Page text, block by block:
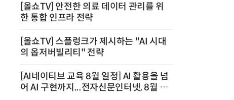
[올쇼TV] 안전한 의료 데이터 관리를 위
한 통합 인프라 전략
[올쇼TV] 스플렁크가 제시하는 "AI 시대
의 옵저버빌리티" 전략
[AI네이티브 교육 8월 일정] AI 활용을 넘
어 AI 구현까지...전자신문인터넷, 8월 실